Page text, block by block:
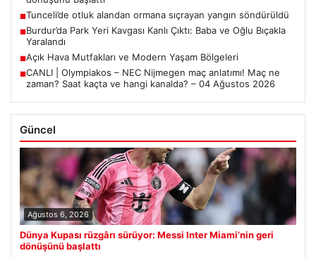
■Tunceli’de otluk alandan ormana sıçrayan yangın söndürüldü
■Burdur’da Park Yeri Kavgası Kanlı Çıktı: Baba ve Oğlu Bıçakla
Yaralandı
■Açık Hava Mutfakları ve Modern Yaşam Bölgeleri
■CANLI | Olympiakos – NEC Nijmegen maç anlatımı! Maç ne
zaman? Saat kaçta ve hangi kanalda? – 04 Ağustos 2026
Güncel
Ağustos 6, 2026
Dünya Kupası rüzgârı sürüyor: Messi Inter Miami’nin geri
dönüşünü başlattı